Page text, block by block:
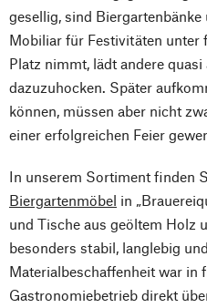
gesellig, sind
Mobiliar für Festivitäten unter
Platz nimmt, lädt andere
dazuzuhocken. Später
können, müssen aber nicht
einer erfolgreichen Feier
In unserem Sortiment finden
Biergartenmöbel in
und Tische aus geöltem Holz
besonders stabil, langlebig
Materialbeschaffenheit war in
Gastronomiebetrieb direkt